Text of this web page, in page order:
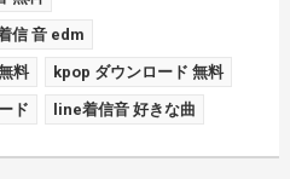
信 音 edm
料 kpop ダウンロード 無料
ド line着信音 好きな曲